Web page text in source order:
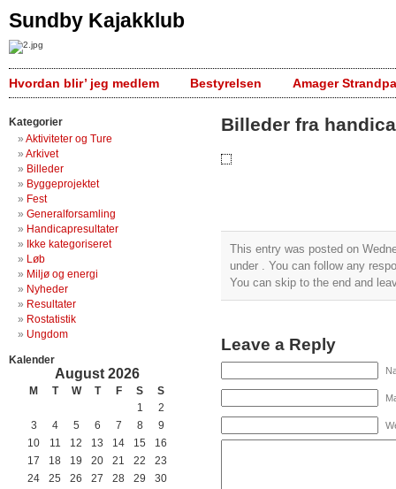
Sundby Kajakklub
Hvordan blir’ jeg medlem Bestyrelsen Amager
Kategorier
Aktiviteter og Ture
Arkivet
Billeder
Byggeprojektet
Fest
Generalforsamling
Handicapresultater
Ikke kategoriseret
Løb
Miljø og energi
Nyheder
Resultater
Rostatistik
Ungdom
Kalender
August 2026
M T W T F S S
1
2
3
4 5 6 7 8
9
10
11 12 13 14 15
16
17
18 19 20 21 22
23
24
25 26 27 28 29
30
Billeder fra
This entry was posted on
under . You can follow any
You can skip to the end and
Leave a Reply